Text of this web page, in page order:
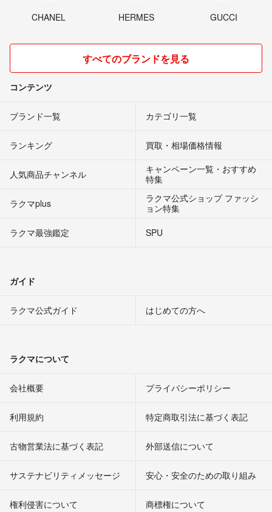
CHANEL HERMES GUCCI
すべてのブランドを見る
コンテンツ
ブランド一覧 カテゴリ一覧
ランキング 買取・相場価格情報
人気商品チャンネル
キャンペーン一覧・おすすめ
特集
ラクマplus
ラクマ公式ショップ ファッシ
ョン特集
ラクマ最強鑑定
SPU
ガイド
ラクマ公式ガイド はじめての方へ
ラクマについて
会社概要 プライバシーポリシー
利用規約 特定商取引法に基づく表記
古物営業法に基づく表記 外部送信について
サステナビリティメッセージ 安心・安全のための取り組み
権利侵害について
商標権について